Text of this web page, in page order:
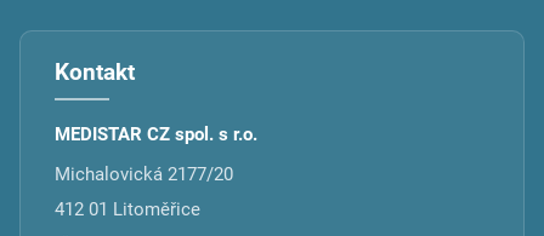
Kontakt
MEDISTAR CZ spol. s r.o.
Michalovická 2177/20
412 01 Litoměřice